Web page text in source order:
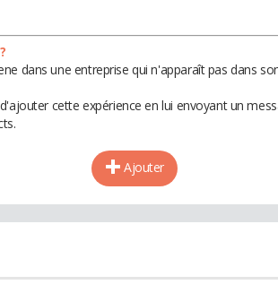
dans une entreprise qui n'apparaît pas dans
cette expérience en lui envoyant un
Ajouter